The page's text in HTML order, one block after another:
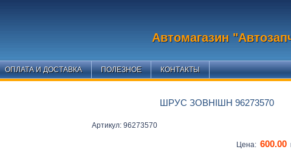
Автомагазин
ОПЛАТА И ДОСТАВКА ПОЛЕЗНОЕ КОНТАКТЫ
ШРУС ЗОВНІШН 96273570
Артикул: 96273570
Цена: 600.00